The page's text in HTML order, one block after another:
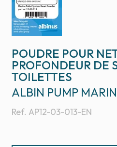
POUDRE POUR
PROFONDEUR DE
TOILETTES
Ref. AP12-03-013-EN
ALBIN PUMP